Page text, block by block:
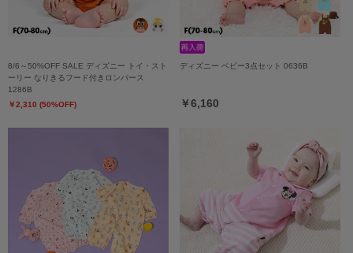
8/6～50%OFF SALE ディズニー トイ・スト
ーリー なりきるフード付きロンパース
1286B
￥2,310 (50%OFF)
ディズニー ベビー3点セット 0636B
￥6,160